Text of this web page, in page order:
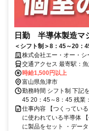
日勤 半導体製造マ
＜シフト制＞8：45～20：
◆資格取得支援あり！
株式会社エー・オー・シ
交通アクセス 最寄駅：魚津駅 最寄駅：あいの風とやま鉄
料駐車場あり
時給1,500円以上
富山県魚津市
勤務時間 シフト制 下記
45 20：45～8：45 残業
仕事内容 【つくってい
に使われている半導体
に製品をセット ・デー